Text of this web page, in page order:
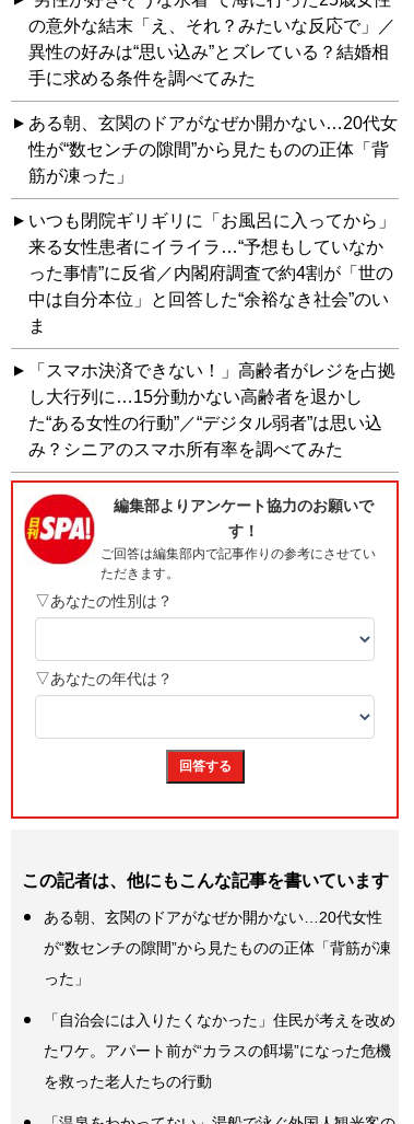
の意外な結末「え、それ？みたいな反応で」／
異性の好みは“思い込み”とズレている？結婚相
手に求める条件を調べてみた
ある朝、玄関のドアがなぜか開かない…20代女
性が“数センチの隙間”から見たものの正体「背
筋が凍った」
いつも閉院ギリギリに「お風呂に入ってから」
来る女性患者にイライラ…“予想もしていなか
った事情”に反省／内閣府調査で約4割が「世の
中は自分本位」と回答した“余裕なき社会”のい
ま
「スマホ決済できない！」高齢者がレジを占拠
し大行列に…15分動かない高齢者を退かし
た“ある女性の行動”／“デジタル弱者”は思い込
み？シニアのスマホ所有率を調べてみた
この記者は、他にもこんな記事を書いています
ある朝、玄関のドアがなぜか開かない…20代女性
が“数センチの隙間”から見たものの正体「背筋が凍
った」
「自治会には入りたくなかった」住民が考えを改め
たワケ。アパート前が“カラスの餌場”になった危機
を救った老人たちの行動